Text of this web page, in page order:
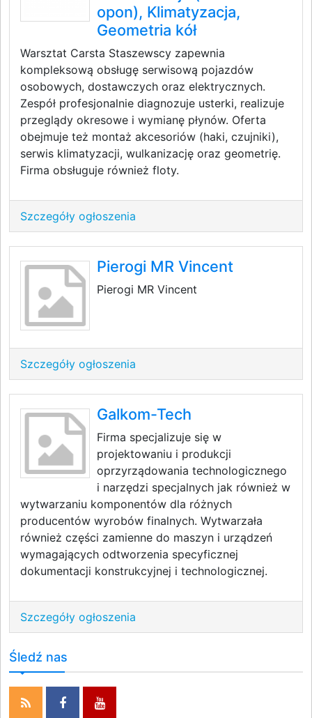
opon), Klimatyzacja,
Geometria kół
Warsztat Carsta Staszewscy zapewnia
kompleksową obsługę serwisową pojazdów
osobowych, dostawczych oraz elektrycznych.
Zespół profesjonalnie diagnozuje usterki, realizuje
przeglądy okresowe i wymianę płynów. Oferta
obejmuje też montaż akcesoriów (haki, czujniki),
serwis klimatyzacji, wulkanizację oraz geometrię.
Firma obsługuje również floty.
Szczegóły ogłoszenia
Pierogi MR Vincent
Pierogi MR Vincent
Szczegóły ogłoszenia
Galkom-Tech
Firma specjalizuje się w
projektowaniu i produkcji
oprzyrządowania technologicznego
i narzędzi specjalnych jak również w
wytwarzaniu komponentów dla różnych
producentów wyrobów finalnych. Wytwarzała
również części zamienne do maszyn i urządzeń
wymagających odtworzenia specyficznej
dokumentacji konstrukcyjnej i technologicznej.
Szczegóły ogłoszenia
Śledź nas